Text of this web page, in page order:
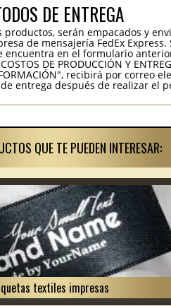
DE ENTREGA
productos, serán empacados y
de mensajería FedEx Express.
encuentra en el formulario
DE PRODUCCIÓN Y
recibirá por correo
entrega después de realizar el
QUE TE PUEDEN INTERESAR:
textiles impresas